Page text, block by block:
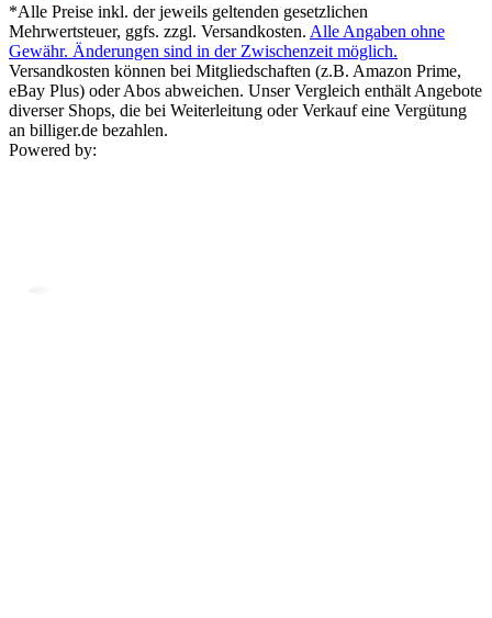
*Alle Preise inkl. der jeweils geltenden gesetzlichen
Mehrwertsteuer, ggfs. zzgl. Versandkosten. Alle Angaben ohne
Gewähr. Änderungen sind in der Zwischenzeit möglich.
Versandkosten können bei Mitgliedschaften (z.B. Amazon Prime,
eBay Plus) oder Abos abweichen. Unser Vergleich enthält Angebote
diverser Shops, die bei Weiterleitung oder Verkauf eine Vergütung
an billiger.de bezahlen.
Powered by: